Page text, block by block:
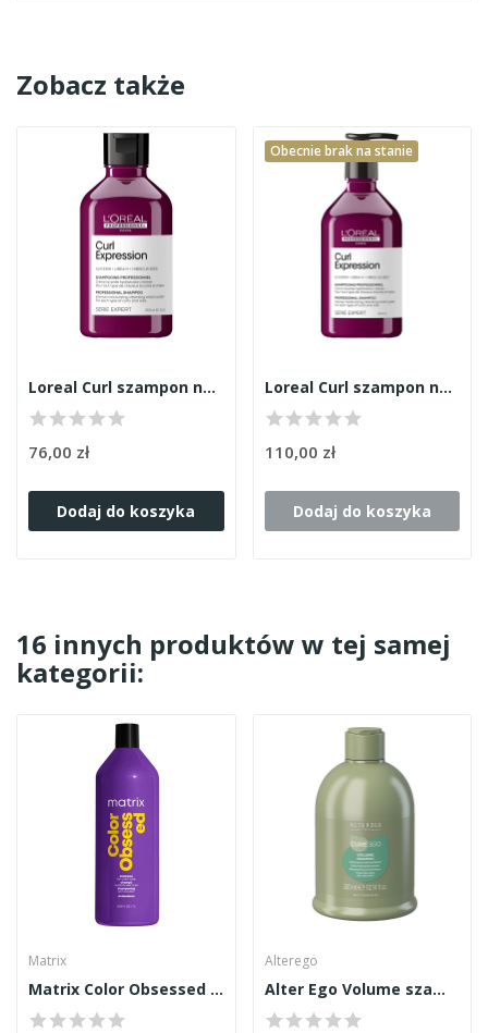
Zobacz także
Loreal Curl szampon nawilżający 300ml
76,00 zł
Dodaj do koszyka
Obecnie brak na stanie
Loreal Curl szampon nawilżający 500ml
110,00 zł
Dodaj do koszyka
16 innych produktów w tej samej
kategorii:
Matrix
Matrix Color Obsessed szampon 1000ml
Alterego
Alter Ego Volume szampon 300ml